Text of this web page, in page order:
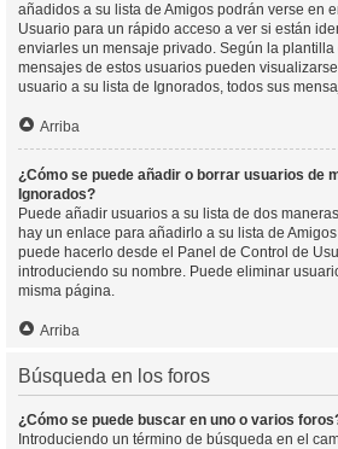
añadidos a su lista de Amigos podrán verse en
Usuario para un rápido acceso a ver si están
enviarles un mensaje privado. Según la
mensajes de estos usuarios pueden
usuario a su lista de Ignorados, todos sus
Arriba
¿Cómo se puede añadir o borrar usuarios de
Ignorados?
Puede añadir usuarios a su lista de dos
hay un enlace para añadirlo a su lista de
puede hacerlo desde el Panel de Control de
introduciendo su nombre. Puede eliminar
misma página.
Arriba
Búsqueda en los foros
¿Cómo se puede buscar en uno o varios
Introduciendo un término de búsqueda en el